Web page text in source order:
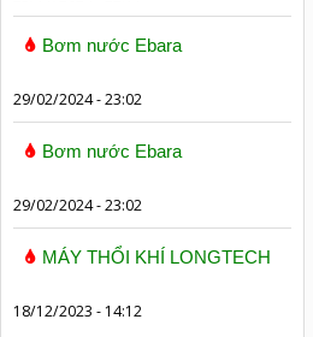
Bơm nước Ebara
29/02/2024 - 23:02
Bơm nước Ebara
29/02/2024 - 23:02
MÁY THỔI KHÍ LONGTECH
18/12/2023 - 14:12